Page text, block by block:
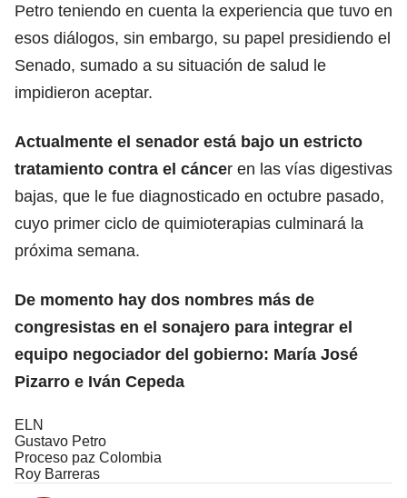
Petro teniendo en cuenta la experiencia que tuvo en
esos diálogos, sin embargo, su papel presidiendo el
Senado, sumado a su situación de salud le
impidieron aceptar.
Actualmente el senador está bajo un estricto
tratamiento contra el cáncer en las vías digestivas
bajas, que le fue diagnosticado en octubre pasado,
cuyo primer ciclo de quimioterapias culminará la
próxima semana.
De momento hay dos nombres más de
congresistas en el sonajero para integrar el
equipo negociador del gobierno: María José
Pizarro e Iván Cepeda
ELN
Gustavo Petro
Proceso paz Colombia
Roy Barreras